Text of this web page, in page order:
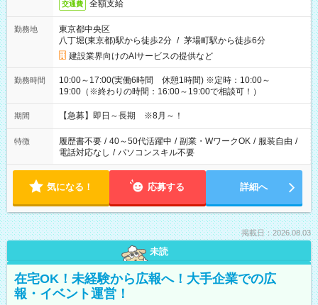
交通費 全額支給
勤務地
東京都中央区
八丁堀(東京都)駅から徒歩2分 / 茅場町駅から徒歩6分
建設業界向けのAIサービスの提供など
勤務時間
10:00～17:00(実働6時間 休憩1時間) ※定時：10:00～
19:00（※終わりの時間：16:00～19:00で相談可！）
期間 【急募】即日～長期 ※8月～！
特徴 履歴書不要 / 40～50代活躍中 / 副業・WワークOK / 服装自由 /
電話対応なし / パソコンスキル不要
気になる！ 応募する 詳細へ
掲載日：2026.08.03
未読
在宅OK！未経験から広報へ！大手企業での広
報・イベント運営！